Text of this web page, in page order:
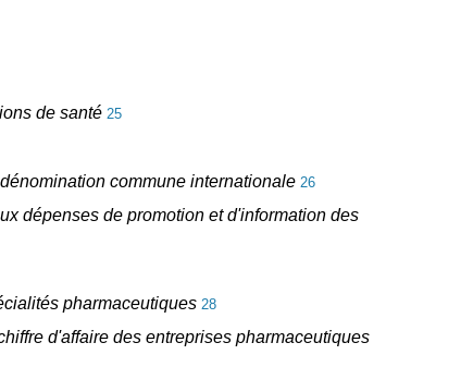
de santé 25
commune internationale 26
dépenses de promotion et d'information des
pharmaceutiques 28
d'affaire des entreprises pharmaceutiques